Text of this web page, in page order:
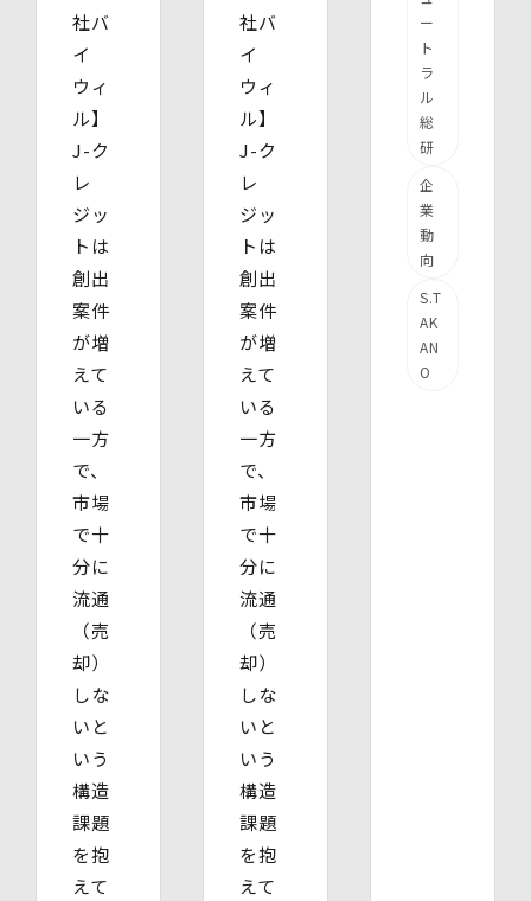
社バ
イ
ウィ
ル】
J-ク
レ
ジッ
トは
創出
案件
が増
えて
いる
一方
で、
市場
で十
分に
流通
（売
却）
しな
いと
いう
構造
課題
を抱
えて
社バ
イ
ウィ
ル】
J-ク
レ
ジッ
トは
創出
案件
が増
えて
いる
一方
で、
市場
で十
分に
流通
（売
却）
しな
いと
いう
構造
課題
を抱
えて
ー
ト
ラ
ル
総
研
企
業
動
向
S.T
AK
AN
O